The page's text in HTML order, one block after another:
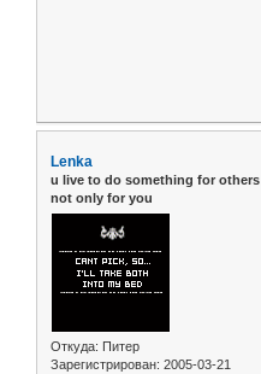
Lenka
u live to do something for others
not only for you
Откуда: Питер
Зарегистрирован: 2005-03-21